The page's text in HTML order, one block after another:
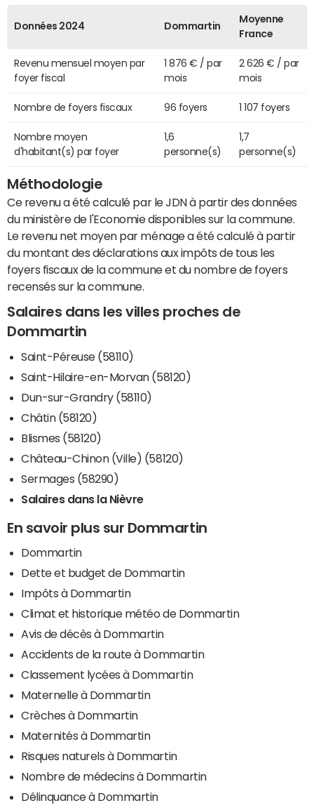
Données 2024 Dommartin
Moyenne
France
Revenu mensuel moyen par
foyer fiscal
1 876 € / par
mois
2 626 € / par
mois
Nombre de foyers fiscaux 96 foyers 1 107 foyers
Nombre moyen
d'habitant(s) par foyer
1,6
personne(s)
1,7
personne(s)
Méthodologie
Ce revenu a été calculé par le JDN à partir des données
du ministère de l'Economie disponibles sur la commune.
Le revenu net moyen par ménage a été calculé à partir
du montant des déclarations aux impôts de tous les
foyers fiscaux de la commune et du nombre de foyers
recensés sur la commune.
Salaires dans les villes proches de
Dommartin
Saint-Péreuse (58110)
Saint-Hilaire-en-Morvan (58120)
Dun-sur-Grandry (58110)
Châtin (58120)
Blismes (58120)
Château-Chinon (Ville) (58120)
Sermages (58290)
Salaires dans la Nièvre
En savoir plus sur Dommartin
Dommartin
Dette et budget de Dommartin
Impôts à Dommartin
Climat et historique météo de Dommartin
Avis de décès à Dommartin
Accidents de la route à Dommartin
Classement lycées à Dommartin
Maternelle à Dommartin
Crèches à Dommartin
Maternités à Dommartin
Risques naturels à Dommartin
Nombre de médecins à Dommartin
Délinquance à Dommartin